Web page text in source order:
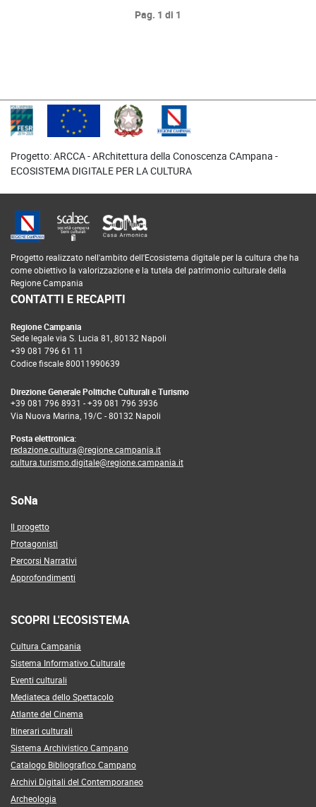
Pag. 1 di 1
Progetto: ARCCA - ARchitettura della Conoscenza CAmpana -
ECOSISTEMA DIGITALE PER LA CULTURA
Progetto realizzato nell'ambito dell'Ecosistema digitale per la cultura che ha
come obiettivo la valorizzazione e la tutela del patrimonio culturale della
Regione Campania
CONTATTI E RECAPITI
Regione Campania
Sede legale via S. Lucia 81, 80132 Napoli
+39 081 796 61 11
Codice fiscale 80011990639
Direzione Generale Politiche Culturali e Turismo
+39 081 796 8931 -+39 081 796 3936
Via Nuova Marina, 19/C - 80132 Napoli
Posta elettronica:
redazione.cultura@regione.campania.it
cultura.turismo.digitale@regione.campania.it
SoNa
Il progetto
Protagonisti
Percorsi Narrativi
Approfondimenti
SCOPRI L'ECOSISTEMA
Cultura Campania
Sistema Informativo Culturale
Eventi culturali
Mediateca dello Spettacolo
Atlante del Cinema
Itinerari culturali
Sistema Archivistico Campano
Catalogo Bibliografico Campano
Archivi Digitali del Contemporaneo
Archeologia